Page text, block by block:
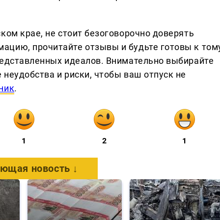
крае, не стоит безоговорочно доверять
прочитайте отзывы и будьте готовы к
идеалов. Внимательно выбирайте
и риски, чтобы ваш отпуск не
.
1 2 1
новость ↓